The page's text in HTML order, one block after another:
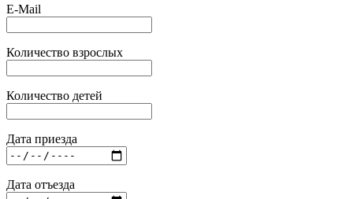
E-Mail
Количество взрослых
Количество детей
Дата приезда
Дата отъезда